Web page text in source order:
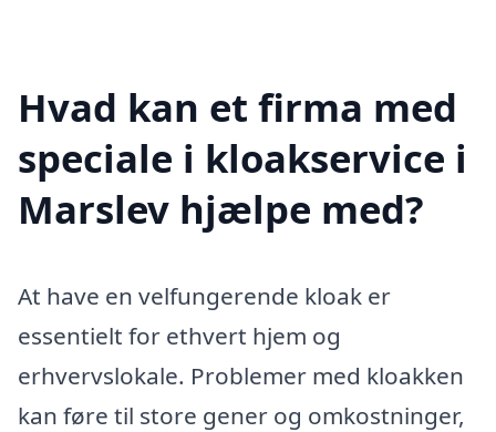
Hvad kan et firma med
speciale i kloakservice i
Marslev hjælpe med?
At have en velfungerende kloak er
essentielt for ethvert hjem og
erhvervslokale. Problemer med kloakken
kan føre til store gener og omkostninger,